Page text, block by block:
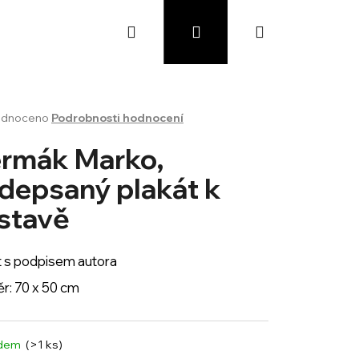
Přihlášení
Podrobnosti hodnocení
Marko,
plakát k
s podpisem autora
70 x 50 cm
(>1 ks)